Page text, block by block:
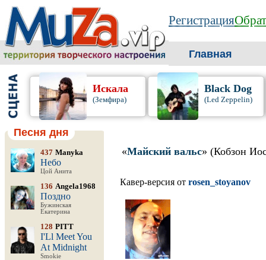
Регистрация
Главная
Искала
(Земфира)
Black Dog
(Led Zeppelin)
Песня дня
437 Manyka
Небо
Цой Анита
136 Angela1968
Поздно
Бужинская
Екатерина
128 PITT
I'Ll Meet You
At Midnight
Smokie
«Майский вальс» (Кобзон
Кавер-версия от rosen_stoyanov